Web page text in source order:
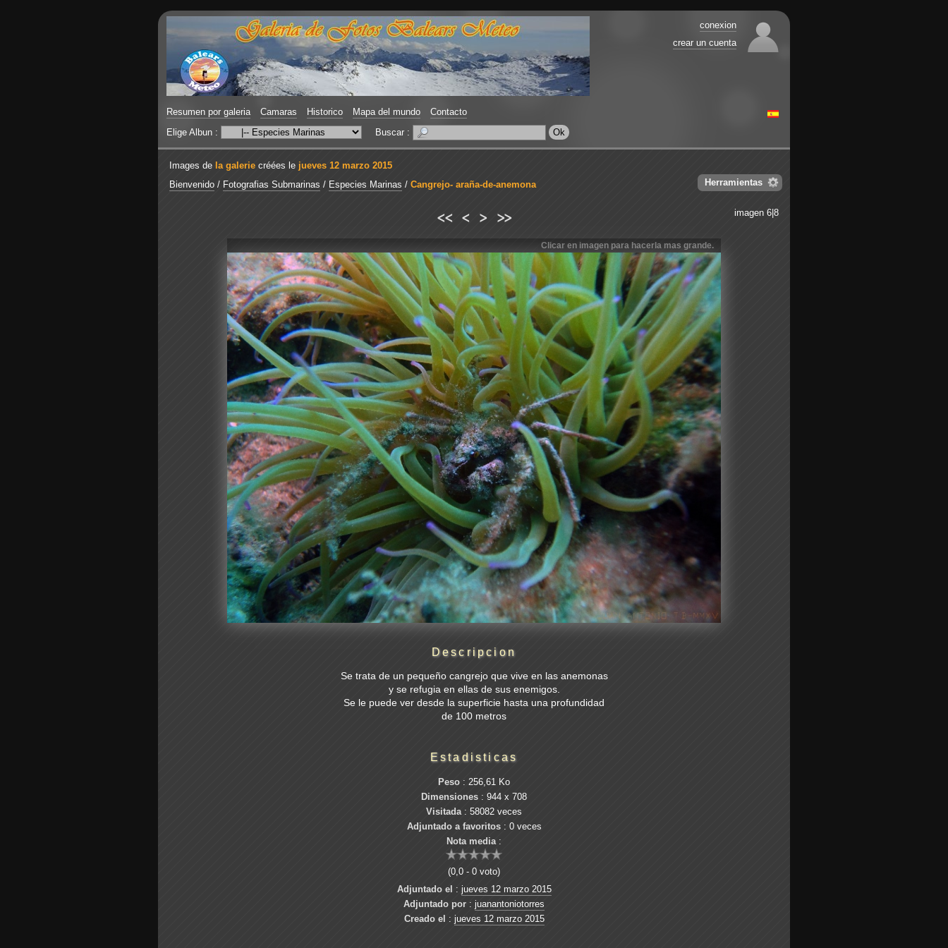
conexion
crear un cuenta
Resumen por galeria Camaras Historico Mapa del mundo
Contacto
Elige Albun :
Buscar :
Images de la galerie créées le jueves 12 marzo 2015
Herramientas
Bienvenido / Fotografias Submarinas / Especies Marinas / Cangrejo- araña-de-anemona
imagen 6|8
<< < > >>
Clicar en imagen para hacerla mas grande.
Descripcion
Se trata de un pequeño cangrejo que vive en las anemonas
y se refugia en ellas de sus enemigos.
Se le puede ver desde la superficie hasta una profundidad
de 100 metros
Estadisticas
Peso : 256,61 Ko
Dimensiones : 944 x 708
Visitada: 58082 veces
Adjuntado a favoritos: 0 veces
Nota media:
(0,0 - 0 voto)
Adjuntado el : jueves 12 marzo 2015
Adjuntado por : juanantoniotorres
Creado el : jueves 12 marzo 2015